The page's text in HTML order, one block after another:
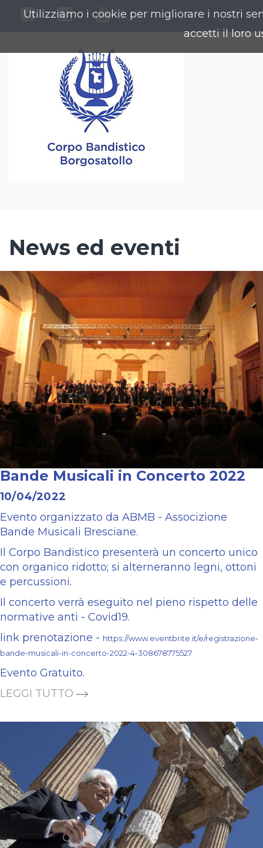
News ed eventi
Bande Musicali in Concerto 2022
10/04/2022
Evento organizzato da ABMB - Associzione
Bande Musicali Bresciane.
Il Corpo Bandistico presenterà un concerto unico
con organico ridotto; si alterneranno legni, ottoni
e percussioni.
Il concerto verrà eseguito nel pieno rispetto delle
normative anti - Covid19.
link prenotazione - https://www.eventbrite.it/e/registrazione-
bande-musicali-in-concerto-2022-4-308678775527
Evento Gratuito.
LEGGI TUTTO
Utilizziamo i cookie per migliorare i nostri
accetti il loro